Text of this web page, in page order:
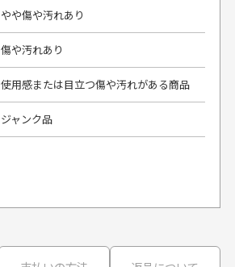
やや傷や汚れあり
傷や汚れあり
使用感または目立つ傷や汚れがある商品
ジャンク品
30代男性